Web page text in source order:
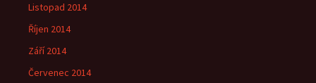
Listopad 2014
Říjen 2014
Září 2014
Červenec 2014